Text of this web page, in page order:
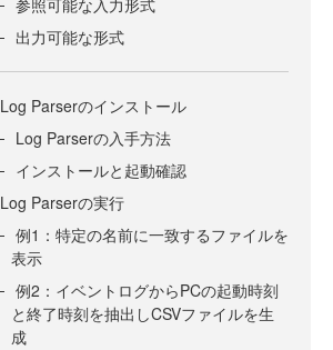
参照可能な入力形式
出力可能な形式
Log Parserのインストール
Log Parserの入手方法
インストールと起動確認
Log Parserの実行
例1：特定の名前に一致するファイルを
表示
例2：イベントログからPCの起動時刻
と終了時刻を抽出しCSVファイルを生
成